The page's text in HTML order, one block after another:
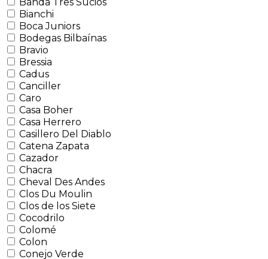
Bianchi
Boca Juniors
Bodegas Bilbaínas
Bravio
Bressia
Cadus
Canciller
Caro
Casa Boher
Casa Herrero
Casillero Del Diablo
Catena Zapata
Cazador
Chacra
Cheval Des Andes
Clos Du Moulin
Clos de los Siete
Cocodrilo
Colomé
Colon
Conejo Verde